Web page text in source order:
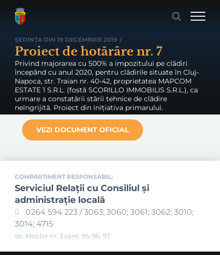
ȘEDINȚA DIN 19 DECEMBRIE 2019 /
Proiect de hotărâre nr. 7
Privind majorarea cu 500% a impozitului pe clădiri
începând cu anul 2020, pentru clădirile situate în Cluj-
Napoca, str. Traian nr. 40-42, proprietatea MAPCOM
ESTATE 1 S.R.L. (fostă SCORILLO IMMOBILIS S.R.L.), ca
urmare a constatării stării tehnice de clădire
neîngrijită. Proiect din inițiativa primarului.
VEZI DOCUMENT OFICIAL
COMPARTIMENT RESPONSABIL:
Serviciul Relaţii cu Consiliul şi
administraţie locală
0264 594 223 / 3063; 3060; 3061; 3062; 3010;
3014; 4715
str. Moților nr. 3 cam. 95, 96, 97